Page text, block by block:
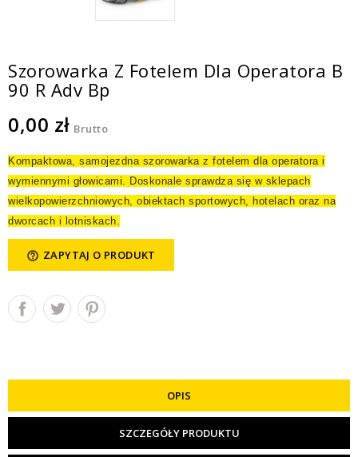
Szorowarka Z Fotelem Dla Operatora B
90 R Adv Bp
0,00 zł Brutto
Kompaktowa, samojezdna szorowarka z fotelem dla operatora i
wymiennymi głowicami. Doskonale sprawdza się w sklepach
wielkopowierzchniowych, obiektach sportowych, hotelach oraz na
dworcach i lotniskach.
help_outline ZAPYTAJ O PRODUKT
OPIS
SZCZEGÓŁY PRODUKTU